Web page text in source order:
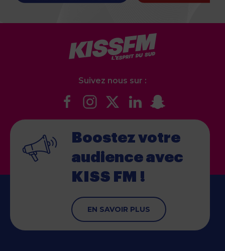
Suivez nous sur :
Boostez votre
audience avec
KISS FM !
EN SAVOIR PLUS